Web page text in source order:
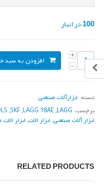
100 در انبار
افزودن به سبد
دسته: ابزارآلات صنعتی
برچسب: LAGG
,
LAGG 18AE
,
SKF
,
ابزار آلات صنعتی, ابزار الات, ابزار
RELATED PRODUCTS